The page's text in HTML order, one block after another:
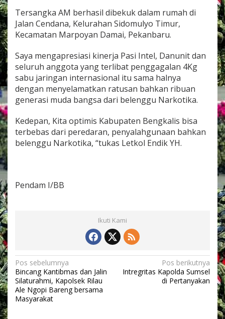
Tersangka AM berhasil dibekuk dalam rumah di
Jalan Cendana, Kelurahan Sidomulyo Timur,
Kecamatan Marpoyan Damai, Pekanbaru.
Saya mengapresiasi kinerja Pasi Intel, Danunit dan
seluruh anggota yang terlibat penggagalan 4Kg
sabu jaringan internasional itu sama halnya
dengan menyelamatkan ratusan bahkan ribuan
generasi muda bangsa dari belenggu Narkotika.
Kedepan, Kita optimis Kabupaten Bengkalis bisa
terbebas dari peredaran, penyalahgunaan bahkan
belenggu Narkotika, “tukas Letkol Endik YH.
Pendam I/BB
Ikuti Kami
N
a
v
Pos sebelumnya
Bincang Kantibmas dan Jalin
Silaturahmi, Kapolsek Rilau
Ale Ngopi Bareng bersama
Masyarakat
Pos berikutnya
Intregritas Kapolda Sumsel
di Pertanyakan